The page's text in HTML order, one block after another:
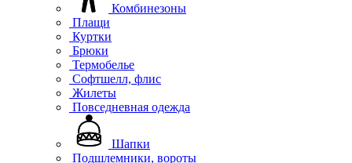
Комбинезоны
Плащи
Куртки
Брюки
Термобелье
Софтшелл, флис
Жилеты
Повседневная одежда
Шапки
Подшлемники, вороты